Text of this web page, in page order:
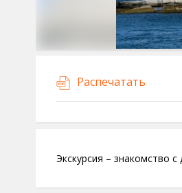
Распечатать
Экскурсия – знакомство